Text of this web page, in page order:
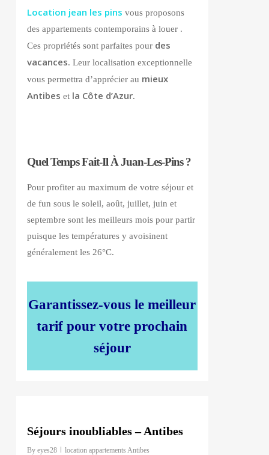
Location jean les pins vous proposons
des appartements contemporains à louer .
Ces propriétés sont parfaites pour des
vacances. Leur localisation exceptionnelle
vous permettra d’apprécier au mieux
Antibes et la Côte d’Azur.
Quel Temps Fait-Il À Juan-Les-Pins ?
Pour profiter au maximum de votre séjour et
de fun sous le soleil, août, juillet, juin et
septembre sont les meilleurs mois pour partir
puisque les températures y avoisinent
généralement les 26°C.
Garantissez-vous le meilleur
tarif pour votre prochain
séjour
Séjours inoubliables – Antibes
By eyes28 location appartements Antibes